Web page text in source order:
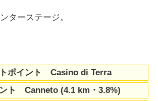
ターステージ。
ポイント Casino di Terra
ト Canneto (4.1 km・3.8%)